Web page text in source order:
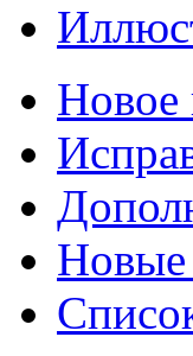
Новое
Новые